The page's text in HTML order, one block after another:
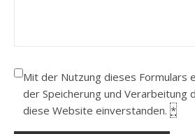
Mit der Nutzung dieses Formulars
der Speicherung und Verarbeitung
diese Website einverstanden. *